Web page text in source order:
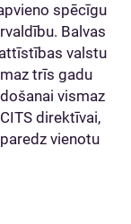
spēcīgu
Balvas
valstu
trīs gadu
vismaz
direktīvai,
vienotu